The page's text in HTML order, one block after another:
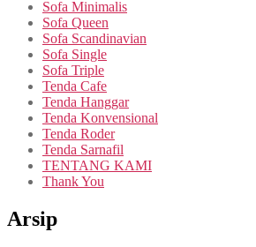
Sofa Minimalis
Sofa Queen
Sofa Scandinavian
Sofa Single
Sofa Triple
Tenda Cafe
Tenda Hanggar
Tenda Konvensional
Tenda Roder
Tenda Sarnafil
TENTANG KAMI
Thank You
Arsip